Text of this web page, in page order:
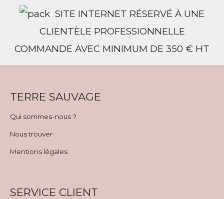
SITE INTERNET RÉSERVÉ À UNE
CLIENTÈLE PROFESSIONNELLE
COMMANDE AVEC MINIMUM DE 350 € HT
TERRE SAUVAGE
Qui sommes-nous ?
Nous trouver
Mentions légales
SERVICE CLIENT